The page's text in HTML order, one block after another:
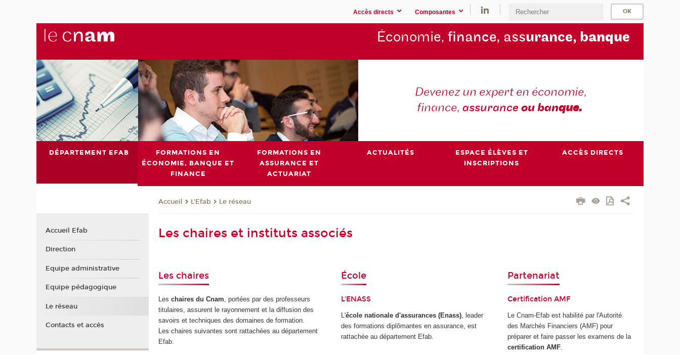
Accès directs Composantes
Économie, finance, assurance, banque
Devenez un expert en économie,
finance, assurance ou banque.
DÉPARTEMENT EFAB
FORMATIONS EN
ÉCONOMIE, BANQUE ET
FINANCE
FORMATIONS EN
ASSURANCE ET
ACTUARIAT
ACTUALITÉS
ESPACE ÉLÈVES ET
INSCRIPTIONS
ACCÈS DIRECTS
Accueil L'Efab Le réseau
Les chaires et instituts associés
Les chaires
Leschaires du Cnam , portées par des professeurs
titulaires, assurent le rayonnement et la diffusion des
savoirs et techniques des domaines de formation.
Les chaires suivantes sont rattachées au département
Efab.
École
L'ENASS
L'école nationale d'assurances (Enass), leader
des formations diplômantes en assurance, est
rattachée au département Efab.
Partenariat
Certification AMF
Le Cnam-Efab est habilité par l'Autorité
des Marchés Financiers (AMF) pour
préparer et faire passer les examens de la
certification AMF.
Accueil Efab
Direction
Equipe administrative
Equipe pédagogique
Le réseau
Contacts et accès